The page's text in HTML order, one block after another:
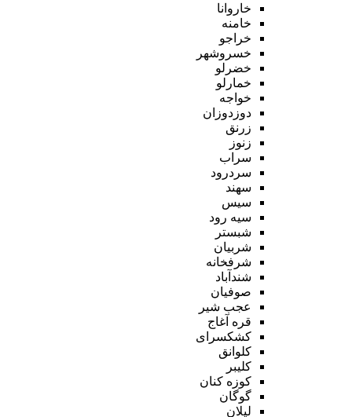
خاروانا
خامنه
خراجو
خسروشهر
خضرلو
خمارلو
خواجه
دوزدوزان
زرنق
زنوز
سراب
سردرود
سهند
سیس
سیه رود
شبستر
شربیان
شرفخانه
شندآباد
صوفیان
عجب شیر
قره آغاج
کشکسرای
کلوانق
کلیبر
کوزه کنان
گوگان
لیلان